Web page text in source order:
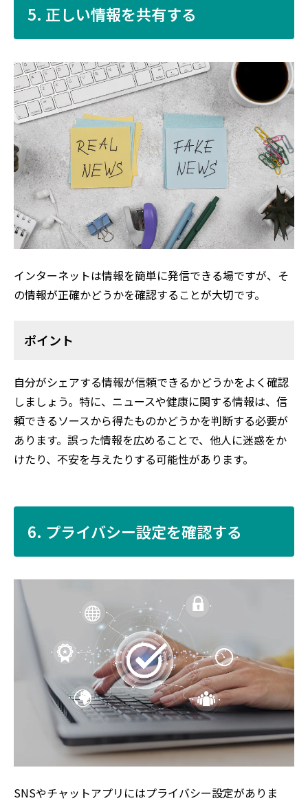
5. 正しい情報を共有する
インターネットは情報を簡単に発信できる場ですが、そ
の情報が正確かどうかを確認することが大切です。
ポイント
自分がシェアする情報が信頼できるかどうかをよく確認
しましょう。特に、ニュースや健康に関する情報は、信
頼できるソースから得たものかどうかを判断する必要が
あります。誤った情報を広めることで、他人に迷惑をか
けたり、不安を与えたりする可能性があります。
6. プライバシー設定を確認する
SNSやチャットアプリにはプライバシー設定がありま